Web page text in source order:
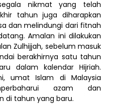
nikmat yang telah
tahun juga diharapkan
dan melindungi dari fitnah
Amalan ini dilakukan
Zulhijjah, sebelum masuk
berakhirnya satu tahun
dalam kalendar Hijriah.
umat Islam di Malaysia
azam dan
di tahun yang baru.